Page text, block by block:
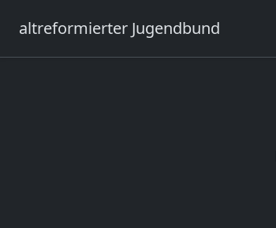
altreformierter Jugendbund